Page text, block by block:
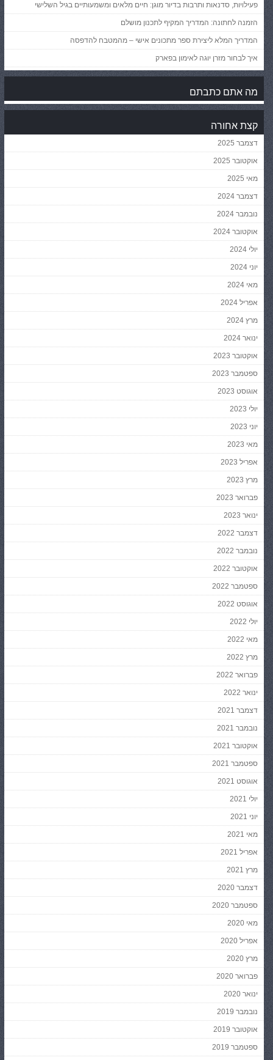
פעילויות, סדנאות ותרבות בדיור מוגן: חיים מלאים ומשמעותיים בגיל השלישי
הזמנה לחתונה: המדריך המקיף לתכנון מושלם
המדריך המלא ליצירת ספר מתכונים אישי – מהמטבח להדפסה
איך לבחור מזרן יוגה לאימון בפארק
מה אתם כתבתם
קצת אחורה
דצמבר 2025
אוקטובר 2025
מאי 2025
דצמבר 2024
נובמבר 2024
אוקטובר 2024
יולי 2024
יוני 2024
מאי 2024
אפריל 2024
מרץ 2024
ינואר 2024
אוקטובר 2023
ספטמבר 2023
אוגוסט 2023
יולי 2023
יוני 2023
מאי 2023
אפריל 2023
מרץ 2023
פברואר 2023
ינואר 2023
דצמבר 2022
נובמבר 2022
אוקטובר 2022
ספטמבר 2022
אוגוסט 2022
יולי 2022
מאי 2022
מרץ 2022
פברואר 2022
ינואר 2022
דצמבר 2021
נובמבר 2021
אוקטובר 2021
ספטמבר 2021
אוגוסט 2021
יולי 2021
יוני 2021
מאי 2021
אפריל 2021
מרץ 2021
דצמבר 2020
ספטמבר 2020
מאי 2020
אפריל 2020
מרץ 2020
פברואר 2020
ינואר 2020
נובמבר 2019
אוקטובר 2019
ספטמבר 2019